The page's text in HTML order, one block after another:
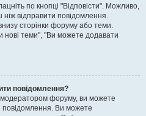
по кнопці "Відповісти". Можливо,
відправити повідомлення.
сторінки форуму або теми.
теми", "Ви можете додавати
повідомлення?
форуму, ви можете
повідомлення. Ви можете